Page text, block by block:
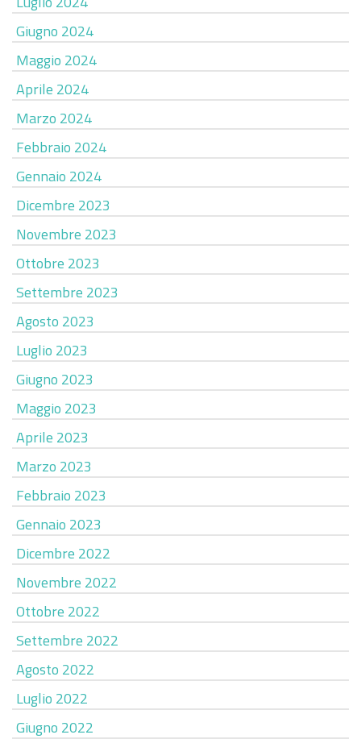
Giugno 2024
Maggio 2024
Aprile 2024
Marzo 2024
Febbraio 2024
Gennaio 2024
Dicembre 2023
Novembre 2023
Ottobre 2023
Settembre 2023
Agosto 2023
Luglio 2023
Giugno 2023
Maggio 2023
Aprile 2023
Marzo 2023
Febbraio 2023
Gennaio 2023
Dicembre 2022
Novembre 2022
Ottobre 2022
Settembre 2022
Agosto 2022
Luglio 2022
Giugno 2022